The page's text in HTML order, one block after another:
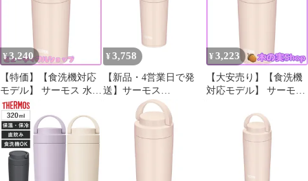
¥3,240
【特価】【食洗機対応
モデル】 サーモス 水筒
真空断熱ケータイタン
ブラー キャリーハンド
ル付き 320ml ベージュ
ピンク JOV-320 BEP
¥ 3,758
【新品・4営業日で発
送】サーモス
(THERMOS)
JOV320BEP 真空断熱ケ
ータイタンブラー320ml
ベージュピンク JOV-
320-BEP
¥ 3,223
【大安売り】【食洗機
対応モデル】 サーモス
タンブラー キャリーハ
ンドル付き 320ml ベー
ジュピンク JOV-320